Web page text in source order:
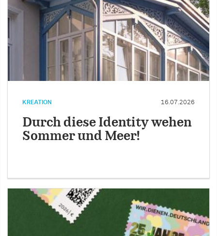
KREATION 16.07.2026
Durch diese Identity wehen
Sommer und Meer!